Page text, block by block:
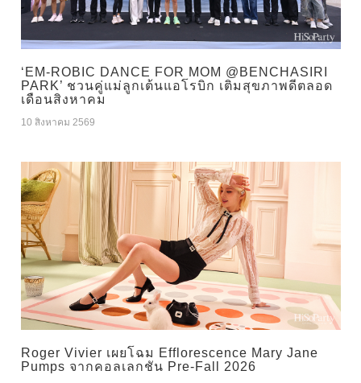
‘EM-ROBIC DANCE FOR MOM @BENCHASIRI
PARK’ ชวนคู่แม่ลูกเต้นแอโรบิก เติมสุขภาพดีตลอด
เดือนสิงหาคม
10 สิงหาคม 2569
Roger Vivier เผยโฉม Efflorescence Mary Jane
Pumps จากคอลเลกชัน Pre-Fall 2026